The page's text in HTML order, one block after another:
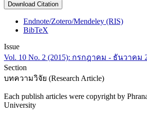
Download Citation
Endnote/Zotero/Mendeley (RIS)
BibTeX
Issue
Vol. 10 No. 2 (2015): กรกฎาคม - ธันวาคม
Section
บทความวิจัย (Research Article)
Each publish articles were copyright by
University